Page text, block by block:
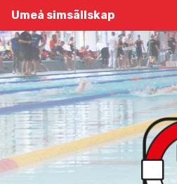
Umeå simsällskap